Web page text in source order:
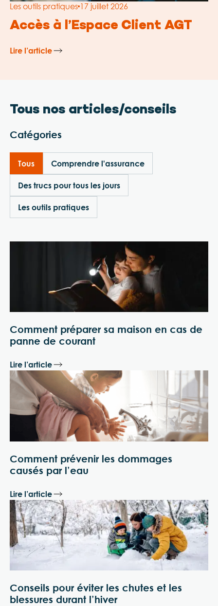
Les outils pratiques 17 juillet 2026
Accès à l’Espace Client AGT
Lire l’article
Tous nos articles/conseils
Catégories
Tous Comprendre l'assurance
Des trucs pour tous les jours
Les outils pratiques
Comment préparer sa maison en cas de
panne de courant
Lire l’article
Comment prévenir les dommages
causés par l’eau
Lire l’article
Conseils pour éviter les chutes et les
blessures durant l’hiver